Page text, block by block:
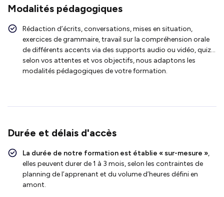
Modalités pédagogiques
Rédaction d’écrits, conversations, mises en situation,
exercices de grammaire, travail sur la compréhension orale
de différents accents via des supports audio ou vidéo, quiz…
selon vos attentes et vos objectifs, nous adaptons les
modalités pédagogiques de votre formation.
Durée et délais d'accès
La durée de notre formation est établie « sur-mesure »,
elles peuvent durer de 1 à 3 mois, selon les contraintes de
planning de l’apprenant et du volume d’heures défini en
amont.